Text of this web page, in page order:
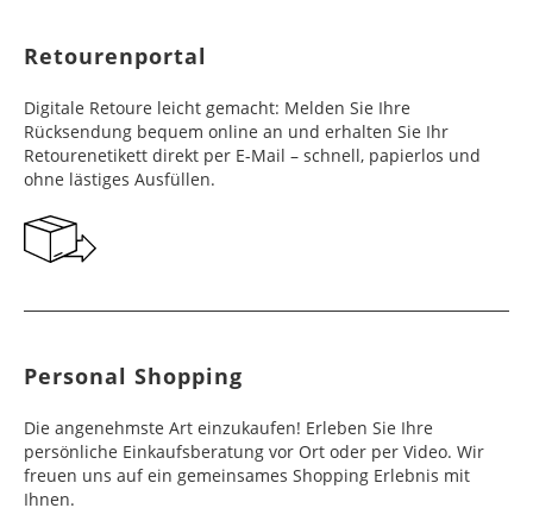
Retourenportal
Digitale Retoure leicht gemacht: Melden Sie Ihre
Rücksendung bequem online an und erhalten Sie Ihr
Retourenetikett direkt per E-Mail – schnell, papierlos und
ohne lästiges Ausfüllen.
Personal Shopping
Die angenehmste Art einzukaufen! Erleben Sie Ihre
persönliche Einkaufsberatung vor Ort oder per Video. Wir
freuen uns auf ein gemeinsames Shopping Erlebnis mit
Ihnen.